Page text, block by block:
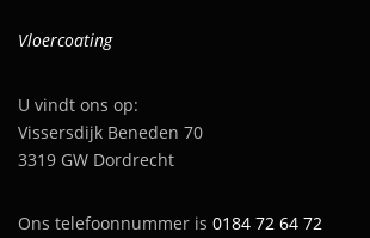
Vloercoating
U vindt ons op:
Vissersdijk Beneden 70
3319 GW Dordrecht
Ons telefoonnummer is 0184 72 64 72